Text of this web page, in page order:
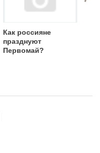
Как россияне
празднуют
Первомай?